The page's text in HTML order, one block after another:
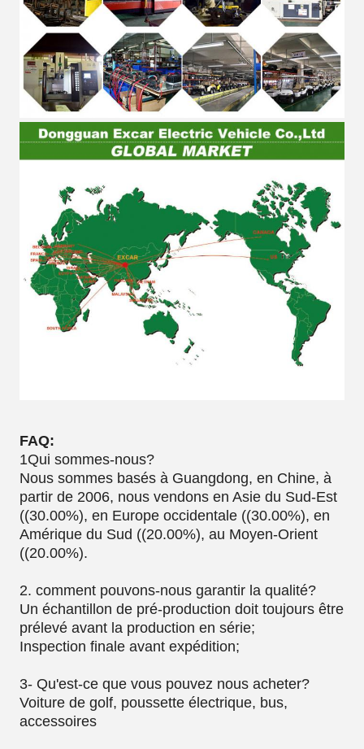
FAQ:
1Qui sommes-nous?
Nous sommes basés à Guangdong, en Chine, à
partir de 2006, nous vendons en Asie du Sud-Est
((30.00%), en Europe occidentale ((30.00%), en
Amérique du Sud ((20.00%), au Moyen-Orient
((20.00%).
2. comment pouvons-nous garantir la qualité?
Un échantillon de pré-production doit toujours être
prélevé avant la production en série;
Inspection finale avant expédition;
3- Qu'est-ce que vous pouvez nous acheter?
Voiture de golf, poussette électrique, bus,
accessoires